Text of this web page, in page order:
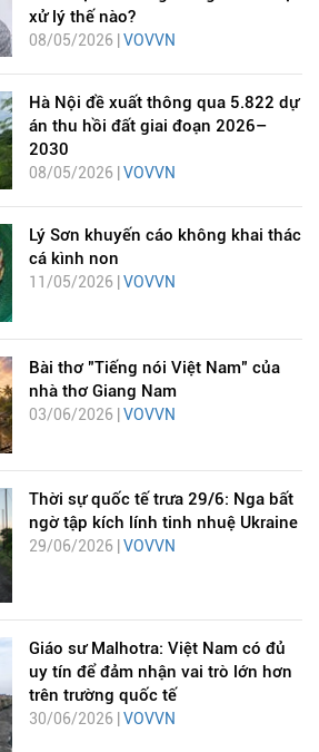
xử lý thế nào?
08/05/2026 | VOVVN
Hà Nội đề xuất thông qua 5.822 dự
án thu hồi đất giai đoạn 2026–
2030
08/05/2026 | VOVVN
Lý Sơn khuyến cáo không khai thác
cá kình non
11/05/2026 | VOVVN
Bài thơ "Tiếng nói Việt Nam" của
nhà thơ Giang Nam
03/06/2026 |VOVVN
Thời sự quốc tế trưa 29/6: Nga bất
ngờ tập kích lính tinh nhuệ Ukraine
29/06/2026 | VOVVN
Giáo sư Malhotra: Việt Nam có đủ
uy tín để đảm nhận vai trò lớn hơn
trên trường quốc tế
30/06/2026 | VOVVN